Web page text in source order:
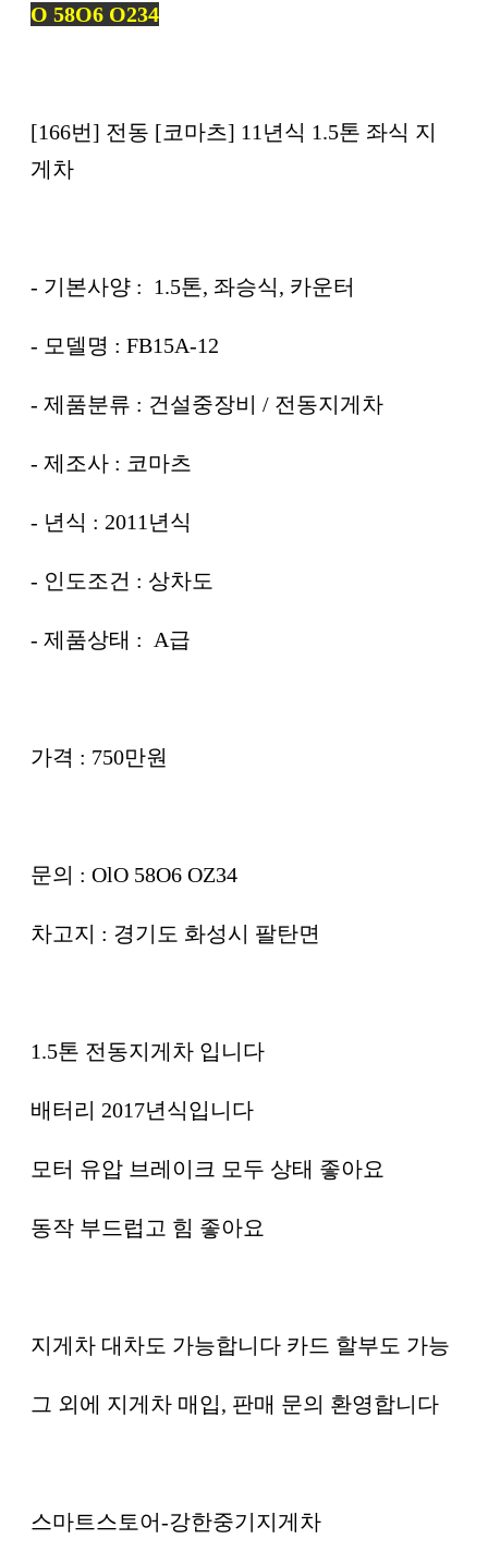
O 58O6 O234
[166번] 전동 [코마츠] 11년식 1.5톤 좌식 지
게차
- 기본사양 : 1.5톤, 좌승식, 카운터
- 모델명 : FB15A-12
- 제품분류 : 건설중장비 / 전동지게차
- 제조사 : 코마츠
- 년식 : 2011년식
- 인도조건 : 상차도
- 제품상태 : A급
가격 : 750만원
문의 : OlO 58O6 OZ34
차고지 : 경기도 화성시 팔탄면
1.5톤 전동지게차 입니다
배터리 2017년식입니다
모터 유압 브레이크 모두 상태 좋아요
동작 부드럽고 힘 좋아요
지게차 대차도 가능합니다 카드 할부도 가능
그 외에 지게차 매입, 판매 문의 환영합니다
스마트스토어-강한중기지게차